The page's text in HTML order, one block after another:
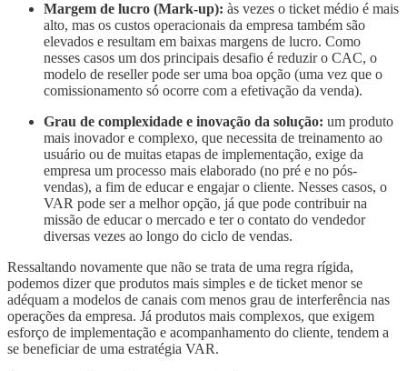
Margem de lucro (Mark-up): às vezes o ticket médio é mais
alto, mas os custos operacionais da empresa também são
elevados e resultam em baixas margens de lucro. Como
nesses casos um dos principais desafio é reduzir o CAC, o
modelo de reseller pode ser uma boa opção (uma vez que o
comissionamento só ocorre com a efetivação da venda).
Grau de complexidade e inovação da solução: um produto
mais inovador e complexo, que necessita de treinamento ao
usuário ou de muitas etapas de implementação, exige da
empresa um processo mais elaborado (no pré e no pós-
vendas), a fim de educar e engajar o cliente. Nesses casos, o
VAR pode ser a melhor opção, já que pode contribuir na
missão de educar o mercado e ter o contato do vendedor
diversas vezes ao longo do ciclo de vendas.
Ressaltando novamente que não se trata de uma regra rígida,
podemos dizer que produtos mais simples e de ticket menor se
adéquam a modelos de canais com menos grau de interferência nas
operações da empresa. Já produtos mais complexos, que exigem
esforço de implementação e acompanhamento do cliente, tendem a
se beneficiar de uma estratégia VAR.